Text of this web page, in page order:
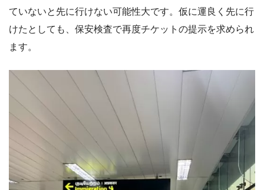
ていないと先に行けない可能性大です。仮に運良く先に行
けたとしても、保安検査で再度チケットの提示を求められ
ます。